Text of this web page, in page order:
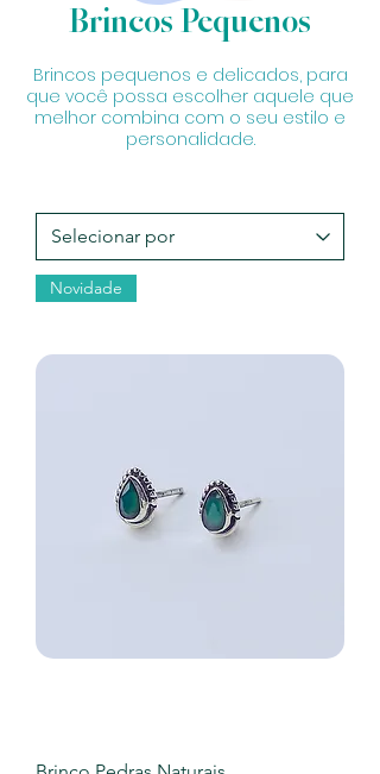
Brincos Pequenos
Brincos pequenos e delicados, para
que você possa escolher aquele que
melhor combina com o seu estilo e
personalidade.
Novidade